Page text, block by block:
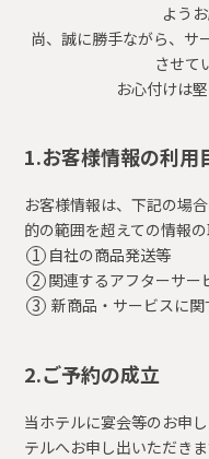
よう
尚、誠に勝手ながら、サ
させて
お心付けは
1.お客様情報の利用
お客様情報は、下記の場
的の範囲を超えての情報
自社の商品発送等
関連するアフターサー
新商品・サービスに
2.ご予約の成立
当ホテルに宴会等のお申
テルへお申し出いただきま